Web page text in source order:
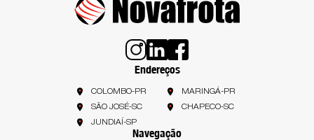
Endereços
COLOMBO-PR
MARINGÁ-PR
SÃO JOSÉ-SC
CHAPECO-SC
JUNDIAÍ-SP
Navegação